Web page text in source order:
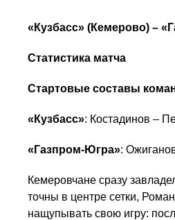
«Кузбасс» (Кемерово) –
Статистика матча
Стартовые составы
«Кузбасс»: Костадинов –
«Газпром-Югра»:
Кемеровчане сразу
точны в центре сетки,
нащупывать свою игру: